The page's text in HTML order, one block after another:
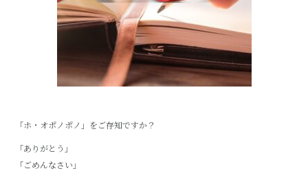
「ホ・オポノポノ」をご存知ですか？
「ありがとう」
「ごめんなさい」